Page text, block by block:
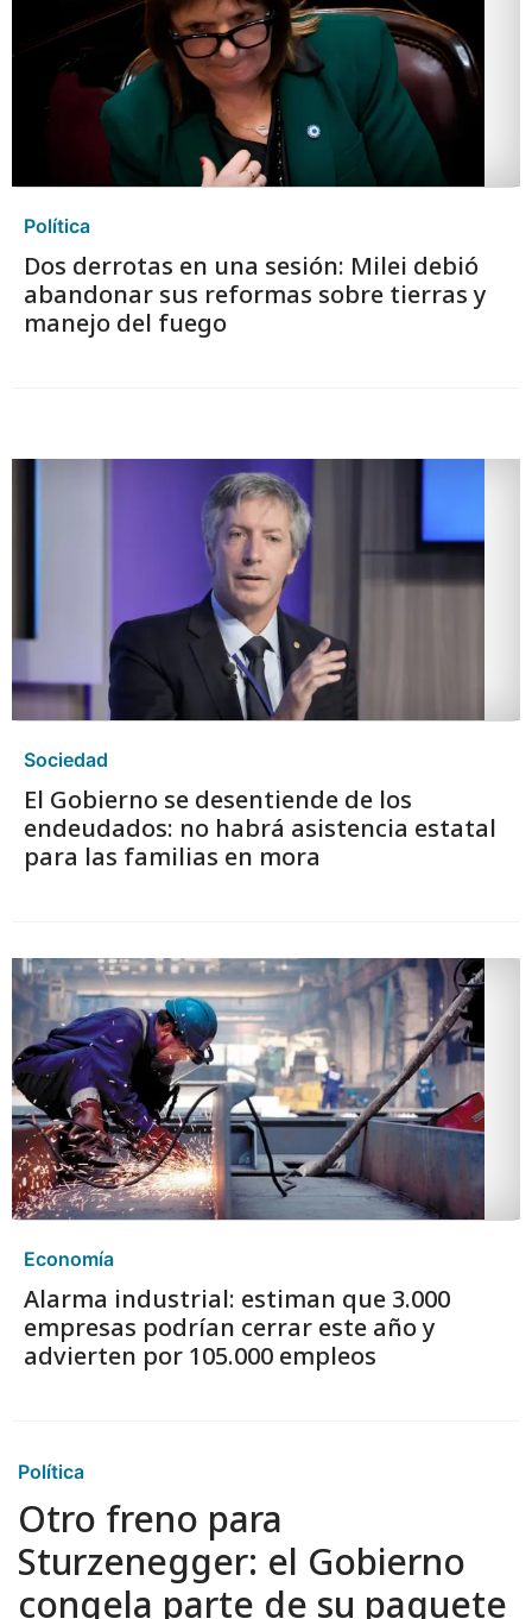
Política
Dos derrotas en una sesión: Milei debió
abandonar sus reformas sobre tierras y
manejo del fuego
Sociedad
El Gobierno se desentiende de los
endeudados: no habrá asistencia estatal
para las familias en mora
Economía
Alarma industrial: estiman que 3.000
empresas podrían cerrar este año y
advierten por 105.000 empleos
Política
Otro freno para
Sturzenegger: el Gobierno
congela parte de su paquete